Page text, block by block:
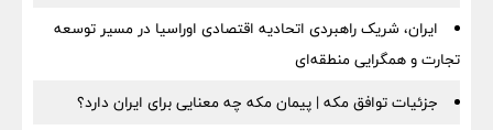
ایران، شریک راهبردی اتحادیه اقتصادی اوراسیا در مسیر توسعه
تجارت و همگرایی منطقه‌ای
جزئیات توافق مکه | پیمان مکه چه معنایی برای ایران دارد؟